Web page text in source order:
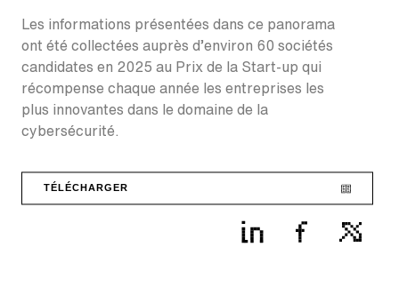
Les informations présentées dans ce panorama
ont été collectées auprès d’environ 60 sociétés
candidates en 2025 au Prix de la Start-up qui
récompense chaque année les entreprises les
plus innovantes dans le domaine de la
cybersécurité.
TÉLÉCHARGER